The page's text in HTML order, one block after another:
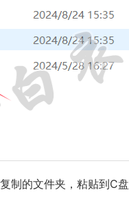
制的文件夹，粘贴到C盘